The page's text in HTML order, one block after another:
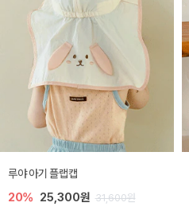
루야 아기 플랩캡
20% 25,300원 31,600원